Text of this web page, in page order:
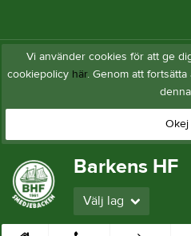
Vi använder cookies för att ge
cookiepolicy här. Genom att
Okej
Barkens HF
Välj lag